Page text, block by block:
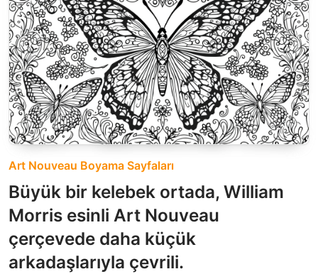
Art Nouveau Boyama Sayfaları
Büyük bir kelebek ortada, William
Morris esinli Art Nouveau
çerçevede daha küçük
arkadaşlarıyla çevrili.